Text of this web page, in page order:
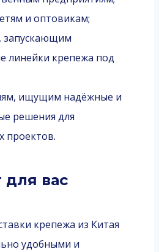
и оптовикам;
запускающим
линейки крепежа под
ищущим надёжные и
решения для
проектов.
для вас
крепежа из Китая
удобными и